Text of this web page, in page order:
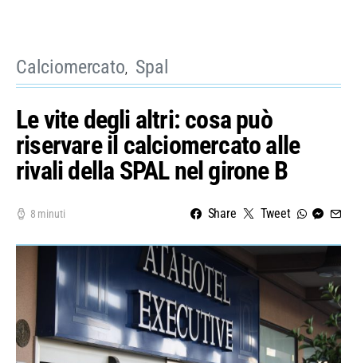
Calciomercato Spal
Le vite degli altri: cosa può
riservare il calciomercato alle
rivali della SPAL nel girone B
8 minuti Share Tweet